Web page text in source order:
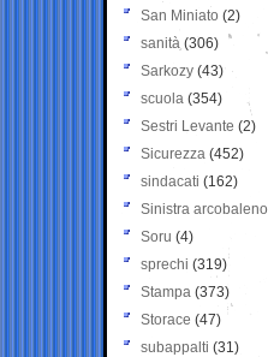
San Miniato (2)
sanità (306)
Sarkozy (43)
scuola (354)
Sestri Levante (2)
Sicurezza (452)
sindacati (162)
Sinistra arcobaleno
Soru (4)
sprechi (319)
Stampa (373)
Storace (47)
subappalti (31)